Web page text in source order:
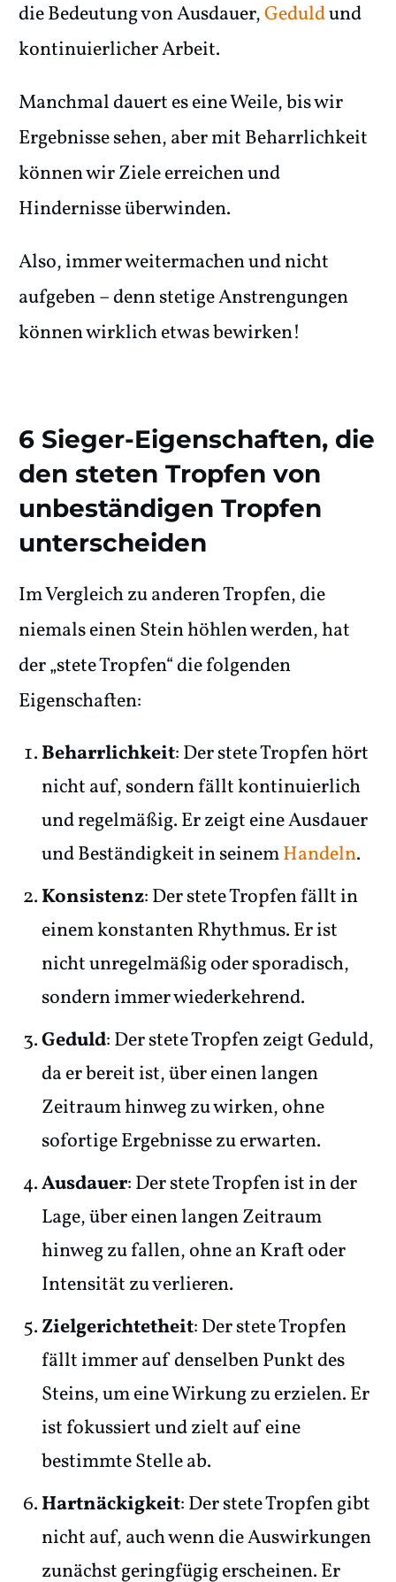
die Bedeutung von Ausdauer,Geduldund
kontinuierlicher Arbeit.
Manchmal dauert es eine Weile, bis wir
Ergebnisse sehen, aber mit Beharrlichkeit
können wir Ziele erreichen und
Hindernisse überwinden.
Also, immer weitermachen und nicht
aufgeben – denn stetige Anstrengungen
können wirklich etwas bewirken!
6 Sieger-Eigenschaften, die
den steten Tropfen von
unbeständigen Tropfen
unterscheiden
Im Vergleich zu anderen Tropfen, die
niemals einen Stein höhlen werden, hat
der „stete Tropfen“ die folgenden
Eigenschaften:
Beharrlichkeit: Der stete Tropfen hört
nicht auf, sondern fällt kontinuierlich
und regelmäßig. Er zeigt eine Ausdauer
und Beständigkeit in seinemHandeln.
Konsistenz: Der stete Tropfen fällt in
einem konstanten Rhythmus. Er ist
nicht unregelmäßig oder sporadisch,
sondern immer wiederkehrend.
Geduld: Der stete Tropfen zeigt Geduld,
da er bereit ist, über einen langen
Zeitraum hinweg zu wirken, ohne
sofortige Ergebnisse zu erwarten.
Ausdauer: Der stete Tropfen ist in der
Lage, über einen langen Zeitraum
hinweg zu fallen, ohne an Kraft oder
Intensität zu verlieren.
Zielgerichtetheit: Der stete Tropfen
fällt immer auf denselben Punkt des
Steins, um eine Wirkung zu erzielen. Er
ist fokussiert und zielt auf eine
bestimmte Stelle ab.
Hartnäckigkeit: Der stete Tropfen gibt
nicht auf, auch wenn die Auswirkungen
zunächst geringfügig erscheinen. Er